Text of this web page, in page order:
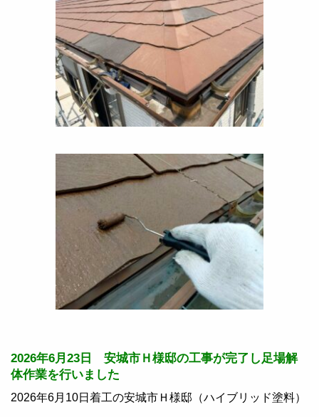
2026年6月23日 安城市Ｈ様邸の工事が完了し足場解
体作業を行いました
2026年6月10日着工の安城市Ｈ様邸（ハイブリッド塗料）